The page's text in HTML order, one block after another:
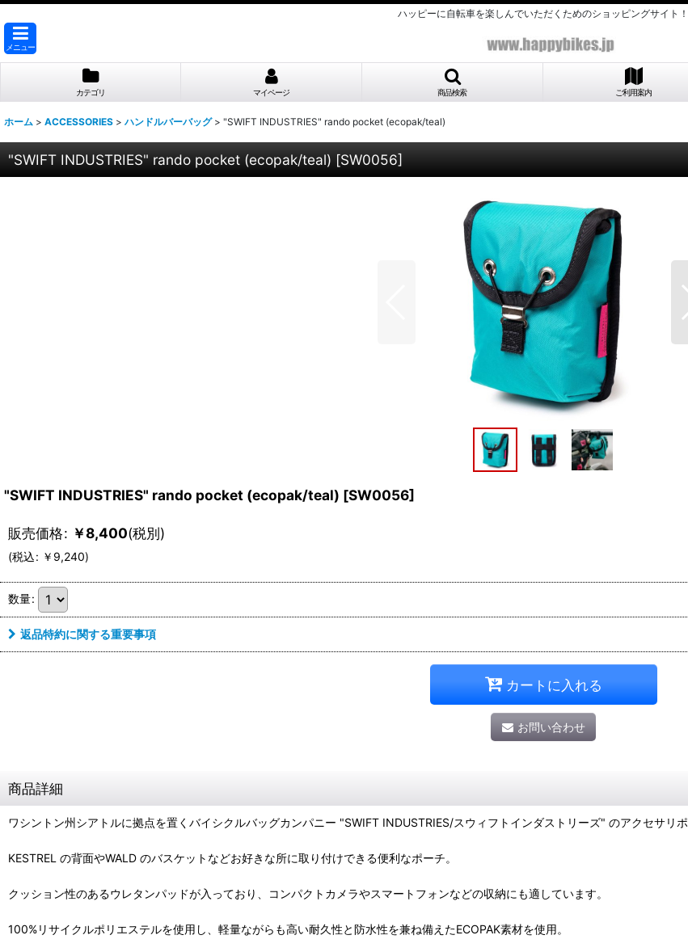
ハッピーに自転車を楽しんでいただくためのショッピングサイト！
メニュー
カテゴリ マイページ 商品検索 ご利用案内
ホーム > ACCESSORIES > ハンドルバーバッグ > "SWIFT INDUSTRIES" rando pocket (ecopak/teal)
"SWIFT INDUSTRIES" rando pocket (ecopak/teal) [SW0056]
"SWIFT INDUSTRIES" rando pocket (ecopak/teal) [SW0056]
販売価格: ￥8,400(税別)
(税込: ￥ 9,240)
数量:
返品特約に関する重要事項
カートに入れる
お問い合わせ
商品詳細
ワシントン州シアトルに拠点を置くバイシクルバッグカンパニー "SWIFT INDUSTRIES/スウィフトインダストリーズ" のアクセサリポ
KESTREL の背面やWALD のバスケットなどお好きな所に取り付けできる便利なポーチ。
クッション性のあるウレタンパッドが入っており、コンパクトカメラやスマートフォンなどの収納にも適しています。
100%リサイクルポリエステルを使用し、軽量ながらも高い耐久性と防水性を兼ね備えたECOPAK素材を使用。